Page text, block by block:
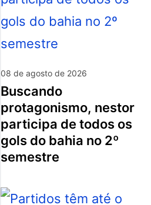
08 de agosto de 2026
buscando
protagonismo, nestor
participa de todos os
gols do bahia no 2º
semestre